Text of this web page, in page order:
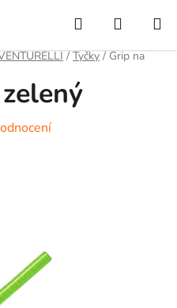
Hledat
KOŠÍK
/ Tyčky / Grip na